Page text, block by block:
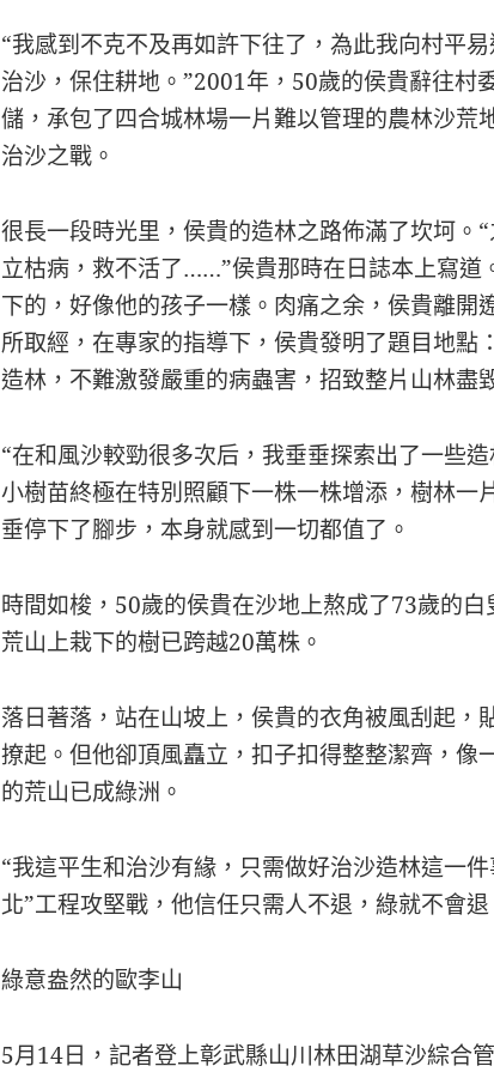
“我感到不克不及再如許下往了，為此我向村平
治沙，保住耕地。”2001年，50歲的侯貴辭往村
儲，承包了四合城林場一片難以管理的農林沙荒
治沙之戰。
很長一段時光里，侯貴的造林之路佈滿了坎坷。
立枯病，救不活了……”侯貴那時在日誌本上寫道
下的，好像他的孩子一樣。肉痛之余，侯貴離開
所取經，在專家的指導下，侯貴發明了題目地點
造林，不難激發嚴重的病蟲害，招致整片山林盡
“在和風沙較勁很多次后，我垂垂探索出了一些
小樹苗終極在特別照顧下一株一株增添，樹林一
垂停下了腳步，本身就感到一切都值了。
時間如梭，50歲的侯貴在沙地上熬成了73歲的
荒山上栽下的樹已跨越20萬株。
落日著落，站在山坡上，侯貴的衣角被風刮起，
撩起。但他卻頂風矗立，扣子扣得整整潔齊，像
的荒山已成綠洲。
“我這平生和治沙有緣，只需做好治沙造林這一
北”工程攻堅戰，他信任只需人不退，綠就不會
綠意盎然的歐李山
5月14日，記者登上彰武縣山川林田湖草沙綜合